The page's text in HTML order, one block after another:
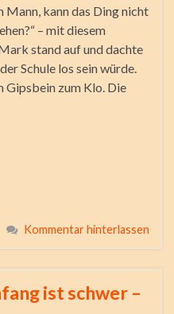
kann das Ding nicht
– mit diesem
stand auf und dachte
Schule los sein würde.
Gipsbein zum Klo. Die
Kommentar hinterlassen
ist schwer –